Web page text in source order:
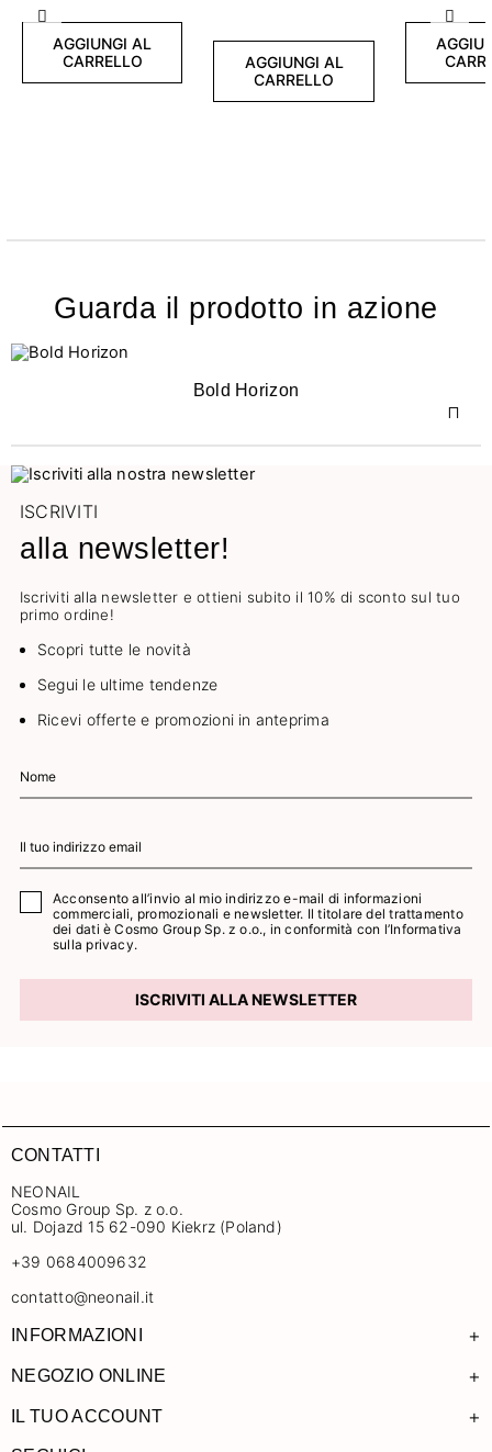
Precedente
AGGIUNGI AL
CARRELLO
AGGIUNGI AL
CARRELLO
Guarda il prodotto in azione
Bold Horizon
ISCRIVITI
alla newsletter!
Iscriviti alla newsletter e ottieni subito il 10% di sconto sul tuo
primo ordine!
Scopri tutte le novità
Segui le ultime tendenze
Ricevi offerte e promozioni in anteprima
Acconsento all’invio al mio indirizzo e-mail di informazioni
commerciali, promozionali e newsletter. Il titolare del trattamento
dei dati è Cosmo Group Sp. z o.o., in conformità con l’Informativa
sulla privacy.
ISCRIVITI ALLA NEWSLETTER
CONTATTI
NEONAIL
Cosmo Group Sp. z o.o.
ul. Dojazd 15 62-090 Kiekrz (Poland)
+39 0684009632
contatto@neonail.it
INFORMAZIONI +
NEGOZIO ONLINE +
IL TUO ACCOUNT +